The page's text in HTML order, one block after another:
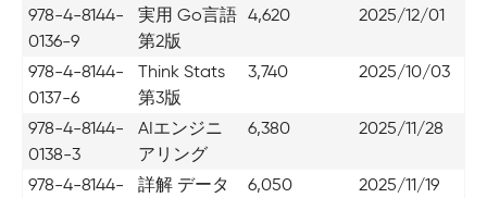
978-4-8144-
0136-9
実用 Go言語
第2版
4,620 2025/12/01
978-4-8144-
0137-6
Think Stats
第3版
3,740 2025/10/03
978-4-8144-
0138-3
AIエンジニ
アリング
6,380 2025/11/28
978-4-8144-
詳解 データ
6,050 2025/11/19